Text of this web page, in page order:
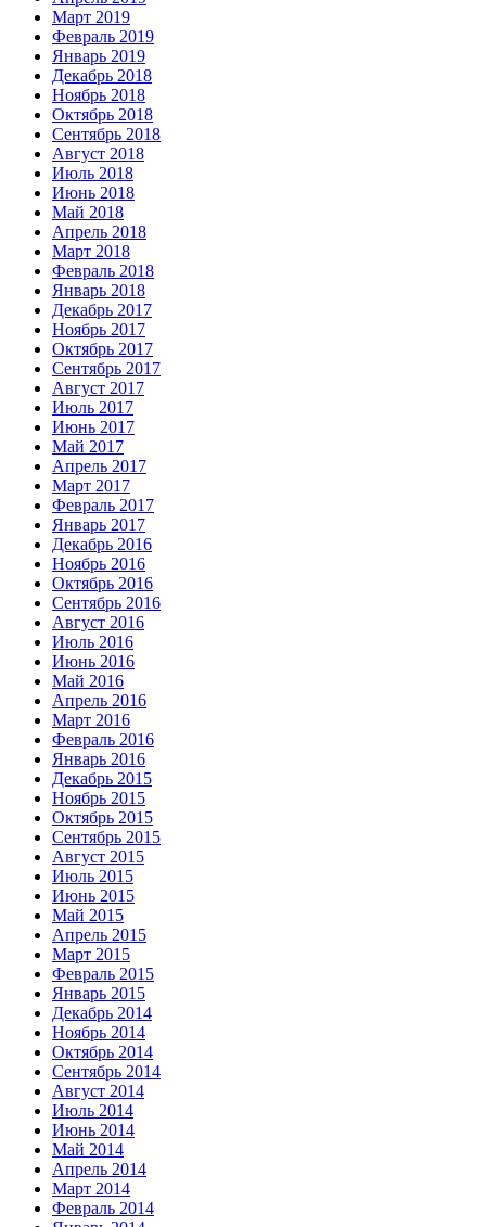
Март 2019
Февраль 2019
Январь 2019
Декабрь 2018
Ноябрь 2018
Октябрь 2018
Сентябрь 2018
Август 2018
Июль 2018
Июнь 2018
Май 2018
Апрель 2018
Март 2018
Февраль 2018
Январь 2018
Декабрь 2017
Ноябрь 2017
Октябрь 2017
Сентябрь 2017
Август 2017
Июль 2017
Июнь 2017
Май 2017
Апрель 2017
Март 2017
Февраль 2017
Январь 2017
Декабрь 2016
Ноябрь 2016
Октябрь 2016
Сентябрь 2016
Август 2016
Июль 2016
Июнь 2016
Май 2016
Апрель 2016
Март 2016
Февраль 2016
Январь 2016
Декабрь 2015
Ноябрь 2015
Октябрь 2015
Сентябрь 2015
Август 2015
Июль 2015
Июнь 2015
Май 2015
Апрель 2015
Март 2015
Февраль 2015
Январь 2015
Декабрь 2014
Ноябрь 2014
Октябрь 2014
Сентябрь 2014
Август 2014
Июль 2014
Июнь 2014
Май 2014
Апрель 2014
Март 2014
Февраль 2014